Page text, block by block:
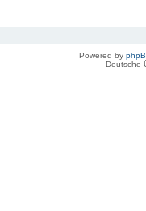
Powered by
Deutsche